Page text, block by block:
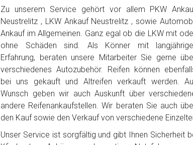
Zu unserem Service gehört vor allem PKW
Neustrelitz , LKW Ankauf Neustrelitz , sowie
Ankauf im Allgemeinen. Ganz egal ob die LKW mit
ohne Schäden sind. Als Könner mit
Erfahrung, beraten unsere Mitarbeiter Sie gerne
verschiedenes Autozubehör. Reifen können
bei uns gekauft und Altreifen verkauft werden.
Wunsch geben wir auch Auskunft über
andere Reifenankaufstellen. Wir beraten Sie auch
den Kauf sowie den Verkauf von verschiedene
Unser Service ist sorgfältig und gibt Ihnen Sicherheit